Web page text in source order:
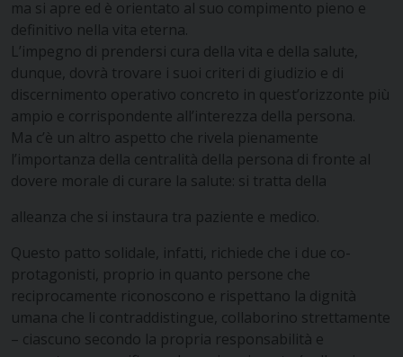
ma si apre ed è orientato al suo compimento pieno e
definitivo nella vita eterna.
L’impegno di prendersi cura della vita e della salute,
dunque, dovrà trovare i suoi criteri di giudizio e di
discernimento operativo concreto in quest’orizzonte più
ampio e corrispondente all’interezza della persona.
Ma c’è un altro aspetto che rivela pienamente
l’importanza della centralità della persona di fronte al
dovere morale di curare la salute: si tratta della
alleanza che si instaura tra paziente e medico.
Questo patto solidale, infatti, richiede che i due co-
protagonisti, proprio in quanto persone che
reciprocamente riconoscono e rispettano la dignità
umana che li contraddistingue, collaborino strettamente
– ciascuno secondo la propria responsabilità e